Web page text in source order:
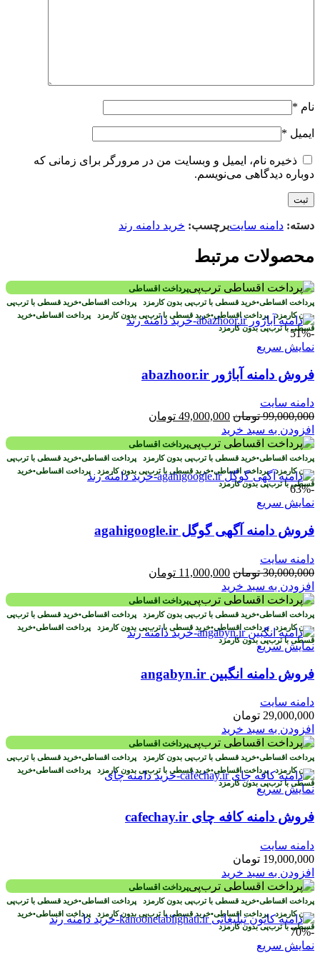
نام *
ایمیل *
ذخیره نام، ایمیل و وبسایت من در مرورگر برای زمانی که
دوباره دیدگاهی می‌نویسم.
دسته: دامنه سایتبرچسب: خرید دامنه رند
محصولات مرتبط
پرداخت اقساطی
پرداخت اقساطی•خرید قسطی با ترب‌پی بدون کارمزد پرداخت اقساطی•خرید قسطی با ترب‌پی
بدون کارمزد پرداخت اقساطی•خرید قسطی با ترب‌پی بدون کارمزد پرداخت اقساطی•خرید
قسطی با ترب‌پی بدون کارمزد
-51%
نمایش سریع
فروش دامنه آباژور abazhoor.ir
دامنه سایت
99,000,000 تومان قیمت
اصلی
99,000,000 تومان
بود.
49,000,000 تومان
است.
افزودن به سبد خرید
پرداخت اقساطی
پرداخت اقساطی•خرید قسطی با ترب‌پی بدون کارمزد پرداخت اقساطی•خرید قسطی با ترب‌پی
بدون کارمزدپرداخت اقساطی•خرید قسطی با ترب‌پی بدون کارمزد پرداخت اقساطی•خرید
قسطی با ترب‌پی بدون کارمزد
-63%
نمایش سریع
فروش دامنه آگهی گوگل agahigoogle.ir
دامنه سایت
30,000,000 تومان قیمت
اصلی
30,000,000 تومان
بود.
11,000,000 تومان
است.
افزودن به سبد خرید
پرداخت اقساطی
پرداخت اقساطی•خرید قسطی با ترب‌پی بدون کارمزد پرداخت اقساطی•خرید قسطی با ترب‌پی
بدون کارمزدپرداخت اقساطی•خرید قسطی با ترب‌پی بدون کارمزد پرداخت اقساطی•خرید
قسطی با ترب‌پی بدون کارمزد
نمایش سریع
فروش دامنه انگبین angabyn.ir
دامنه سایت
29,000,000 تومان
افزودن به سبد خرید
پرداخت اقساطی
پرداخت اقساطی•خرید قسطی با ترب‌پی بدون کارمزد پرداخت اقساطی•خرید قسطی با ترب‌پی
بدون کارمزد پرداخت اقساطی•خرید قسطی با ترب‌پی بدون کارمزد پرداخت اقساطی•خرید
قسطی با ترب‌پی بدون کارمزد
نمایش سریع
فروش دامنه کافه چای cafechay.ir
دامنه سایت
19,000,000 تومان
افزودن به سبد خرید
پرداخت اقساطی
پرداخت اقساطی•خرید قسطی با ترب‌پی بدون کارمزد پرداخت اقساطی•خرید قسطی با ترب‌پی
بدون کارمزد پرداخت اقساطی•خرید قسطی با ترب‌پی بدون کارمزد پرداخت اقساطی•خرید
قسطی با ترب‌پی بدون کارمزد
-70%
نمایش سریع